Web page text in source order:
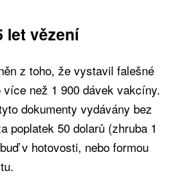
let vězení
z toho, že vystavil falešné
než 1 900 dávek vakcíny.
dokumenty vydávány bez
poplatek 50 dolarů (zhruba 1
v hotovosti, nebo formou